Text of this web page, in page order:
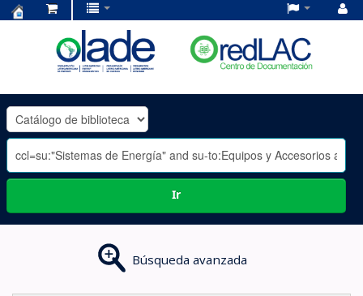
OLADE
-
Ir
Búsqueda avanzada